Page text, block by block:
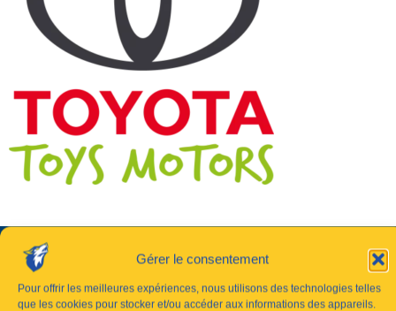
Gérer le consentement
Pour offrir les meilleures expériences, nous utilisons des technologies telles
que les cookies pour stocker et/ou accéder aux informations des appareils.